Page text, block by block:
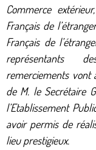
Commerce
Français de
Français de
représentants
remerciements vont
de M. le Secrétaire
l’Etablissement
avoir permis de
lieu prestigieux.